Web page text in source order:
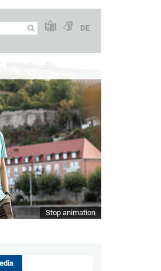
DE
Stop animation